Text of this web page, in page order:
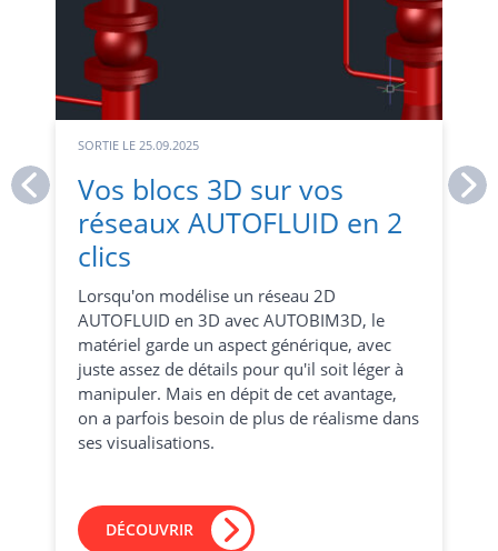
SORTIE LE 25.09.2025
Vos blocs 3D sur vos
réseaux AUTOFLUID en 2
clics
Lorsqu'on modélise un réseau 2D
AUTOFLUID en 3D avec AUTOBIM3D, le
matériel garde un aspect générique, avec
juste assez de détails pour qu'il soit léger à
manipuler. Mais en dépit de cet avantage,
on a parfois besoin de plus de réalisme dans
ses visualisations.
DÉCOUVRIR